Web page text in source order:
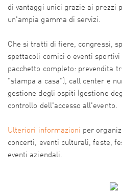
di vantaggi unici grazie ai prezzi
un'ampia gamma di servizi.
Che si tratti di fiere, congressi,
spettacoli comici o eventi
pacchetto completo: prevendita
"stampa a casa"), call center e
gestione degli ospiti (gestione
controllo dell'accesso all'evento.
Ulteriori informazioni per
concerti, eventi culturali, feste,
eventi aziendali.